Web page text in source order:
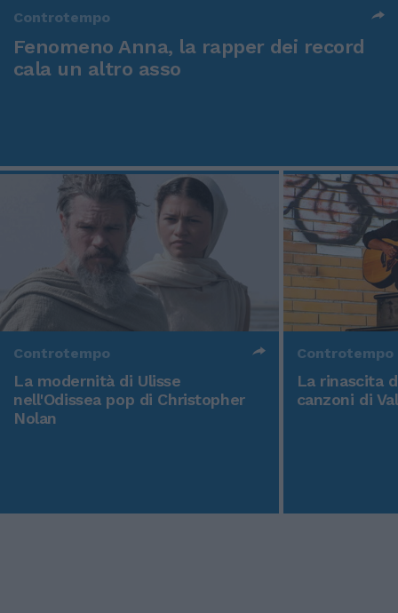
Controtempo
Fenomeno Anna, la rapper dei record
cala un altro asso
Controtempo
La modernità di Ulisse
nell'Odissea pop di Christopher
Nolan
Controtempo
La rinascita
canzoni di